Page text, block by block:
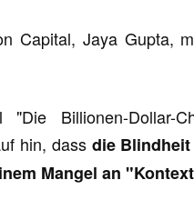
Capital, Jaya Gupta,
Billionen-Dollar-
hin, dass die
Mangel an